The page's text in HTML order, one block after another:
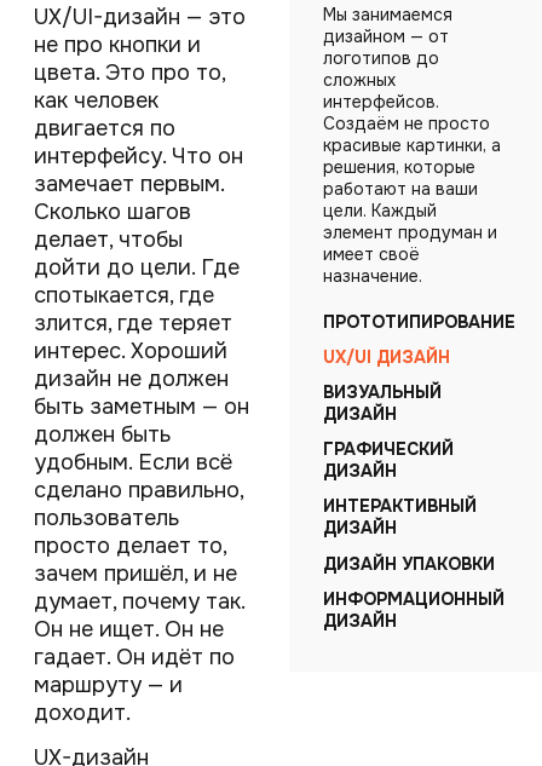
UX/UI-дизайн — это
не про кнопки и
цвета. Это про то,
как человек
двигается по
интерфейсу. Что он
замечает первым.
Сколько шагов
делает, чтобы
дойти до цели. Где
спотыкается, где
злится, где теряет
интерес. Хороший
дизайн не должен
быть заметным — он
должен быть
удобным. Если всё
сделано правильно,
пользователь
просто делает то,
зачем пришёл, и не
думает, почему так.
Он не ищет. Он не
гадает. Он идёт по
маршруту — и
доходит.
UX-дизайн
Мы занимаемся
дизайном — от
логотипов до
сложных
интерфейсов.
Создаём не просто
красивые картинки, а
решения, которые
работают на ваши
цели. Каждый
элемент продуман и
имеет своё
назначение.
ПРОТОТИПИРОВАНИЕ
UX/UI ДИЗАЙН
ВИЗУАЛЬНЫЙ
ДИЗАЙН
ГРАФИЧЕСКИЙ
ДИЗАЙН
ИНТЕРАКТИВНЫЙ
ДИЗАЙН
ДИЗАЙН УПАКОВКИ
ИНФОРМАЦИОННЫЙ
ДИЗАЙН